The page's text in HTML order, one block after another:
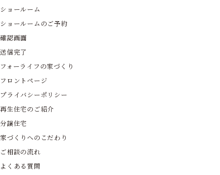
ショールーム
ショールームのご予約
確認画面
送信完了
フォーライフの家づくり
フロントページ
プライバシーポリシー
再生住宅のご紹介
分譲住宅
家づくりへのこだわり
ご相談の流れ
よくある質問